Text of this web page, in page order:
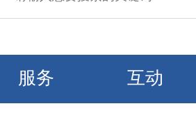
服务 互动